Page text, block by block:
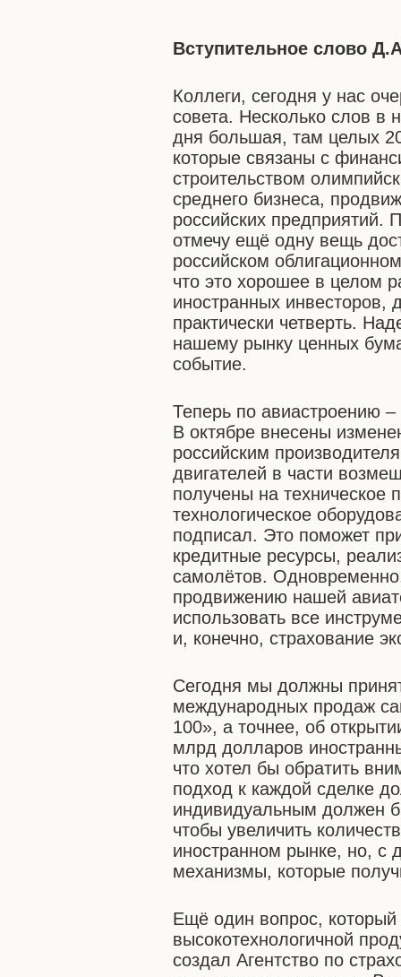
Вступительное слово
Коллеги, сегодня у нас
совета. Несколько слов в
дня большая, там целых
которые связаны с
строительством
среднего бизнеса,
российских
отмечу ещё одну вещь
российском
что это хорошее в целом
иностранных инвесторов,
практически четверть.
нашему рынку ценных
событие.
Теперь по авиастроению –
В октябре внесены
российским
двигателей в части
получены на техническое
технологическое
подписал. Это поможет
кредитные ресурсы,
самолётов.
продвижению нашей
использовать все
и, конечно, страхование
Сегодня мы должны
международных продаж
100», а точнее, об
млрд долларов
что хотел бы обратить
подход к каждой сделке
индивидуальным должен
чтобы увеличить
иностранном рынке, но, с
механизмы, которые
Ещё один вопрос,
высокотехнологичной
создал Агентство по